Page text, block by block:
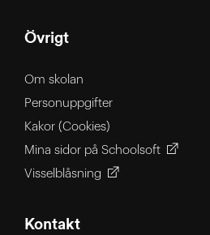
Övrigt
Om skolan
Personuppgifter
Kakor (Cookies)
Mina sidor på Schoolsoft
Visselblåsning
Kontakt